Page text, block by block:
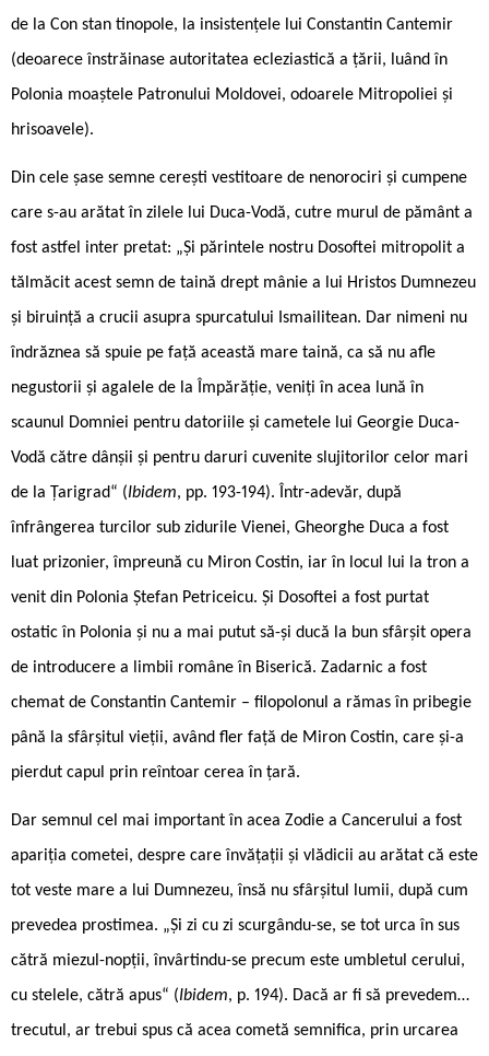
de la Con stan tinopole, la insistențele lui Constantin Cantemir
(deoarece înstrăinase autoritatea ecleziastică a țării, luând în
Polonia moaștele Patronului Moldovei, odoarele Mitropoliei și
hrisoavele).
Din cele șase semne cerești vestitoare de nenorociri și cumpene
care s-au arătat în zilele lui Duca-Vodă, cutre murul de pământ a
fost astfel inter pretat: „Și părintele nostru Dosoftei mitropolit a
tălmăcit acest semn de taină drept mânie a lui Hristos Dumnezeu
și biruință a crucii asupra spurcatului Ismailitean. Dar nimeni nu
îndrăznea să spuie pe față această mare taină, ca să nu afle
negustorii și agalele de la Împărăție, veniți în acea lună în
scaunul Domniei pentru datoriile și cametele lui Georgie Duca-
Vodă către dânșii și pentru daruri cuvenite slujitorilor celor mari
de la Țarigrad“ (Ibidem, pp. 193-194). Într-adevăr, după
înfrângerea turcilor sub zidurile Vienei, Gheorghe Duca a fost
luat prizonier, împreună cu Miron Costin, iar în locul lui la tron a
venit din Polonia Ștefan Petriceicu. Și Dosoftei a fost purtat
ostatic în Polonia și nu a mai putut să-și ducă la bun sfârșit opera
de introducere a limbii române în Biserică. Zadarnic a fost
chemat de Constantin Cantemir – filopolonul a rămas în pribegie
până la sfârșitul vieții, având fler față de Miron Costin, care și-a
pierdut capul prin reîntoar ­cerea în țară.
Dar semnul cel mai important în acea Zodie a Cancerului a fost
apariția cometei, despre care învățații și vlădicii au arătat că este
tot veste mare a lui Dumnezeu, însă nu sfârșitul lumii, după cum
prevedea prostimea. „Și zi cu zi scurgându-se, se tot urca în sus
cătră miezul-nopții, învârtindu-se precum este umbletul cerului,
cu stelele, cătră apus“ (Ibidem, p. 194). Dacă ar fi să prevedem…
trecutul, ar trebui spus că acea cometă semnifica, prin urcarea